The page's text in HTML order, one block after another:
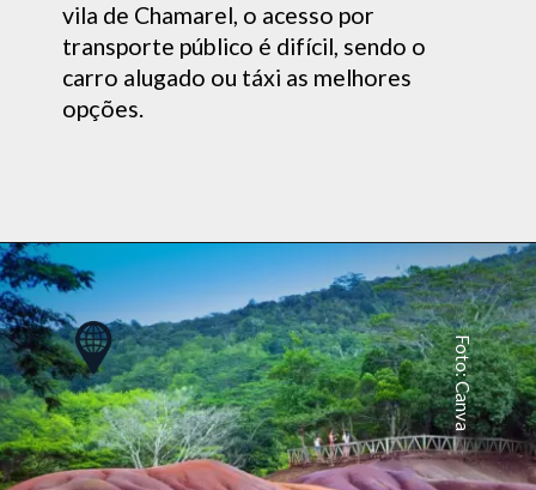
vila de Chamarel, o acesso por
transporte público é difícil, sendo o
carro alugado ou táxi as melhores
opções.
Foto: Canva